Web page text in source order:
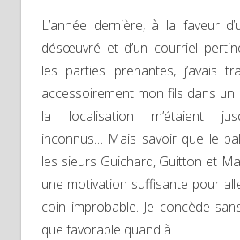
L’année dernière, à la faveur
désœuvré et d’un courriel
les parties prenantes, j’avais
accessoirement mon fils dans
la localisation m’étaient
inconnus… Mais savoir que le
les sieurs Guichard, Guitton et
une motivation suffisante pour
coin improbable. Je concède
que favorable quand à